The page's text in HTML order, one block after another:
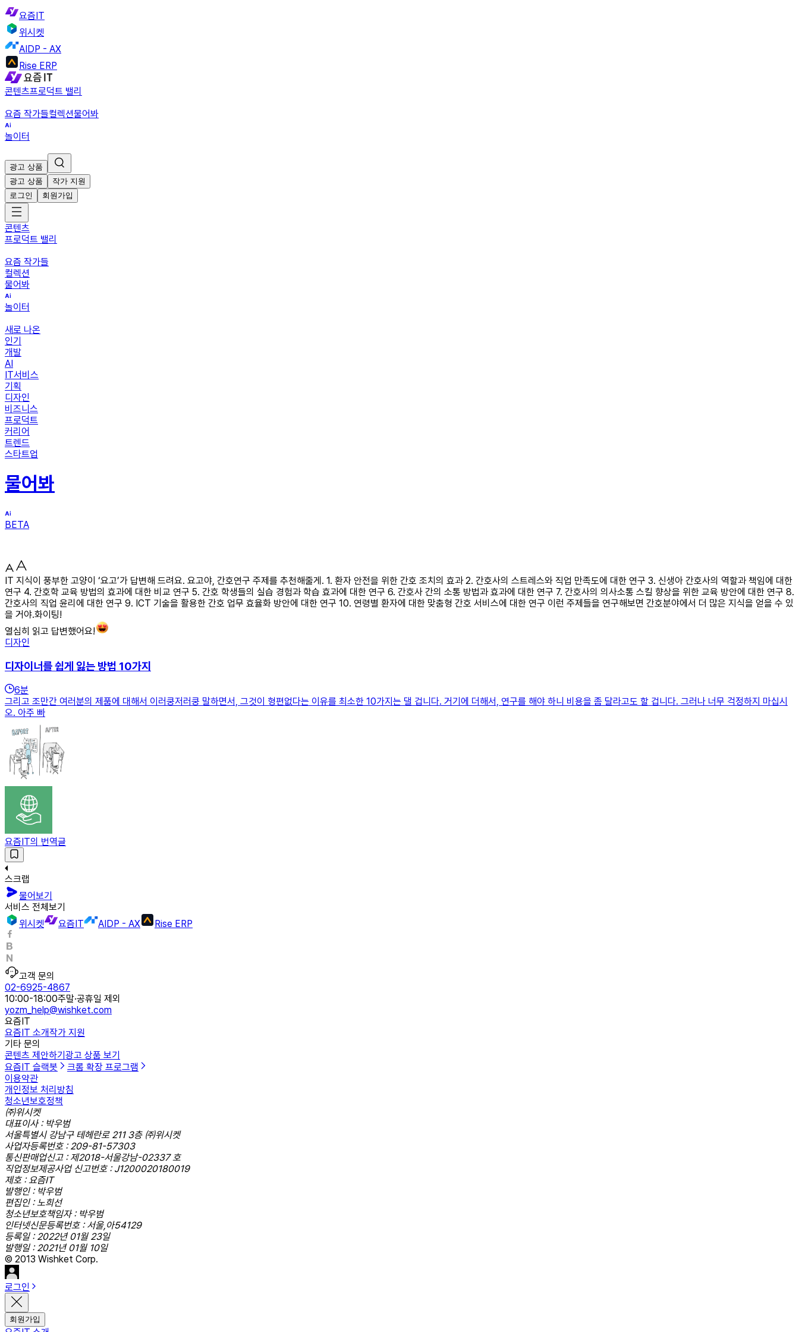
요즘IT
위시켓
AIDP - AX
Rise ERP
콘텐츠프로덕트 밸리
요즘 작가들컬렉션물어봐
놀이터
광고 상품
광고 상품
작가 지원
로그인
회원가입
콘텐츠
프로덕트 밸리
요즘 작가들
컬렉션
물어봐
놀이터
새로 나온
인기
개발
AI
IT서비스
기획
디자인
비즈니스
프로덕트
커리어
트렌드
스타트업
물어봐
BETA
IT 지식이 풍부한 고양이 ‘요고’가 답변해 드려요. 요고야, 간호연구 주제를 추천해줄게. 1. 환자 안전을 위한 간호 조치의 효과 2. 간호사의 스트레스와 직업 만족도에 대한 연구 3. 신생아 간호사의 역할과 책임에 대한
연구 4. 간호학 교육 방법의 효과에 대한 비교 연구 5. 간호 학생들의 실습 경험과 학습 효과에 대한 연구 6. 간호사 간의 소통 방법과 효과에 대한 연구 7. 간호사의 의사소통 스킬 향상을 위한 교육 방안에 대한 연구 8.
간호사의 직업 윤리에 대한 연구 9. ICT 기술을 활용한 간호 업무 효율화 방안에 대한 연구 10. 연령별 환자에 대한 맞춤형 간호 서비스에 대한 연구 이런 주제들을 연구해보면 간호분야에서 더 많은 지식을 얻을 수 있
을 거야.화이팅!
열심히 읽고 답변했어요!
디자인
디자이너를 쉽게 잃는 방법 10가지
6분
그리고 조만간 여러분의 제품에 대해서 이러쿵저러쿵 말하면서, 그것이 형편없다는 이유를 최소한 10가지는 댈 겁니다. 거기에 더해서, 연구를 해야 하니 비용을 좀 달라고도 할 겁니다. 그러나 너무 걱정하지 마십시
오. 아주 빠
요즘IT의 번역글
스크랩
물어보기
서비스 전체보기
위시켓
요즘IT AIDP - AX Rise ERP
고객 문의
02-6925-4867
10:00-18:00주말·공휴일 제외
yozm_help@wishket.com
요즘IT
요즘IT 소개작가 지원
기타 문의
콘텐츠 제안하기 광고 상품 보기
요즘IT 슬랙봇
크롬 확장 프로그램
이용약관
개인정보 처리방침
청소년보호정책
㈜위시켓
대표이사 : 박우범
서울특별시 강남구 테헤란로 211 3층 ㈜위시켓
사업자등록번호 : 209-81-57303
통신판매업신고 : 제2018-서울강남-02337 호
직업정보제공사업 신고번호 : J1200020180019
제호 : 요즘IT
발행인 : 박우범
편집인 : 노희선
청소년보호책임자 : 박우범
인터넷신문등록번호 : 서울,아54129
등록일 : 2022년 01월 23일
발행일 : 2021년 01월 10일
© 2013 Wishket Corp.
로그인
회원가입